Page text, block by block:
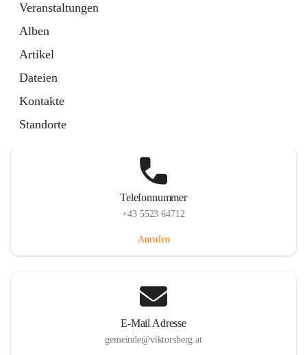
Veranstaltungen
Alben
Artikel
Dateien
Kontakte
Standorte
Telefonnummer
+43 5523 64712
Anrufen
E-Mail Adresse
gemeinde@viktorsberg.at